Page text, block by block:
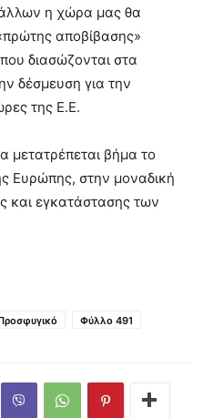
η χώρα μας θα
αποβίβασης»
διασώζονται στα
δέσμευση για την
της Ε.Ε.
μετατρέπεται βήμα το
Ευρώπης, στην μοναδική
και εγκατάστασης των
Φύλλο 491